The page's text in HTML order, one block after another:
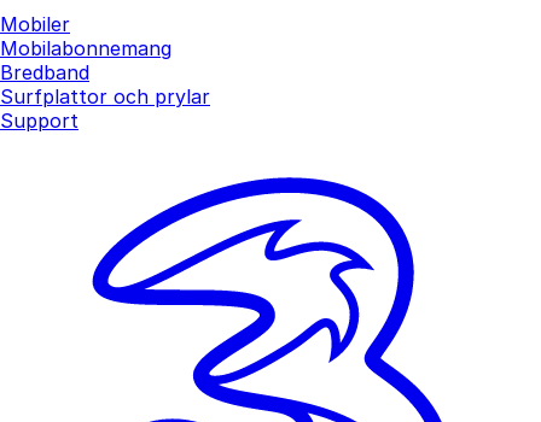
Mobiler
Mobilabonnemang
Bredband
Surfplattor och prylar
Support